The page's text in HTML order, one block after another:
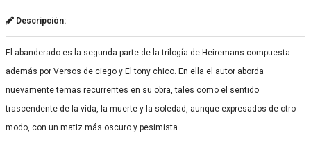
Descripción:
El abanderado es la segunda parte de la trilogía de Heiremans compuesta
además por Versos de ciego y El tony chico. En ella el autor aborda
nuevamente temas recurrentes en su obra, tales como el sentido
trascendente de la vida, la muerte y la soledad, aunque expresados de otro
modo, con un matiz más oscuro y pesimista.